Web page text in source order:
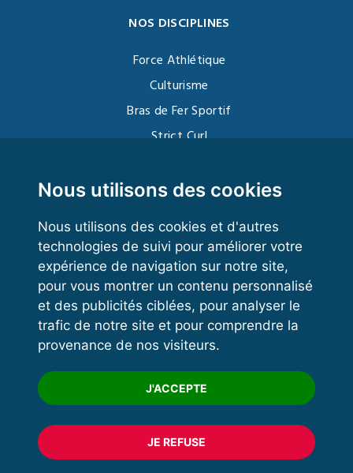
Nous utilisons des cookies
Nous utilisons des cookies et d'autres
technologies de suivi pour améliorer votre
expérience de navigation sur notre site,
pour vous montrer un contenu personnalisé
et des publicités ciblées, pour analyser le
trafic de notre site et pour comprendre la
provenance de nos visiteurs.
J'ACCEPTE
JE REFUSE
NOS DISCIPLINES
Force Athlétique
Culturisme
Bras de Fer Sportif
Strict Curl
Kettlebell
VOS ESPACES
Espace dirigeant
Espace licencié
Trouver un club
Formation
© 2020 FFFORCE Tous droits réservés